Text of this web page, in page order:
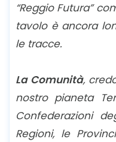
“Reggio Futura”
tavolo è ancora
le tracce.
La Comunità,
nostro pianeta
Confederazioni
Regioni, le